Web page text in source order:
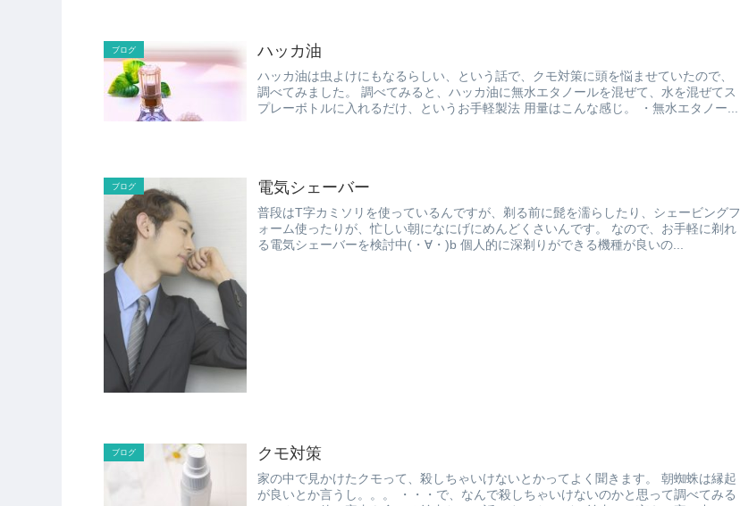
ブログ ハッカ油
ハッカ油は虫よけにもなるらしい、という話で、クモ対策に頭を悩ませていたので、
調べてみました。 調べてみると、ハッカ油に無水エタノールを混ぜて、水を混ぜてス
プレーボトルに入れるだけ、というお手軽製法 用量はこんな感じ。 ・無水エタノー...
ブログ 電気シェーバー
普段はT字カミソリを使っているんですが、剃る前に髭を濡らしたり、シェービングフ
ォーム使ったりが、忙しい朝になにげにめんどくさいんです。 なので、お手軽に剃れ
る電気シェーバーを検討中(・∀・)b 個人的に深剃りができる機種が良いの...
ブログ クモ対策
家の中で見かけたクモって、殺しちゃいけないとかってよく聞きます。 朝蜘蛛は縁起
が良いとか言うし。。。 ・・・で、なんで殺しちゃいけないのかと思って調べてみる